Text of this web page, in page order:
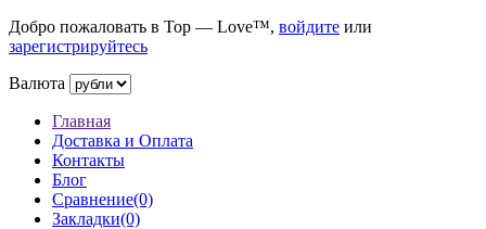
Добро пожаловать в Top — Love™, войдите или
зарегистрируйтесь
Валюта
Главная
Доставка и Оплата
Контакты
Блог
Сравнение(0)
Закладки(0)